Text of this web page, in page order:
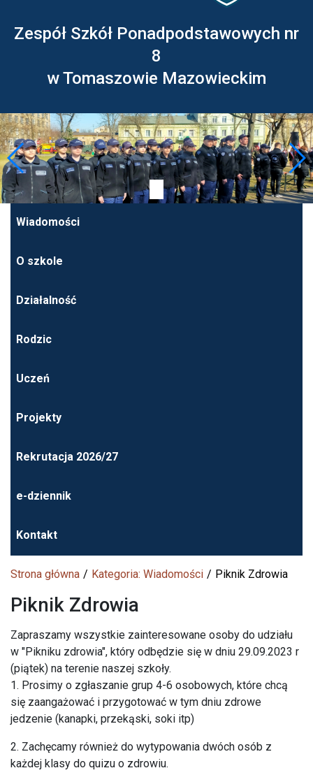
Zespół Szkół Ponadpodstawowych nr
8
w Tomaszowie Mazowieckim
Wiadomości
O szkole
Działalność
Rodzic
Uczeń
Projekty
Rekrutacja 2026/27
e-dziennik
Kontakt
Strona główna Kategoria: Wiadomości Piknik Zdrowia
Piknik Zdrowia
Zapraszamy wszystkie zainteresowane osoby do udziału
w "Pikniku zdrowia", który odbędzie się w dniu 29.09.2023 r
(piątek) na terenie naszej szkoły.
1. Prosimy o zgłaszanie grup 4-6 osobowych, które chcą
się zaangażować i przygotować w tym dniu zdrowe
jedzenie (kanapki, przekąski, soki itp)
2. Zachęcamy również do wytypowania dwóch osób z
każdej klasy do quizu o zdrowiu.